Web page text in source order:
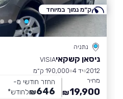
נתניה
ניסאן קשקאיVISIA
2012 יד 4
190,000 ק״מ
מחיר
19,900
₪
החזר חודשי מ-
646
₪לחודש*
ק״מ נמוך במיוחד